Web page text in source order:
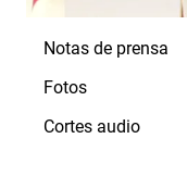
Notas de prensa
Fotos
Cortes audio